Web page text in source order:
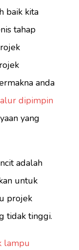
baik kita
tahap
anda
dipimpin
yang
adalah
untuk
projek
tidak tinggi.
lampu